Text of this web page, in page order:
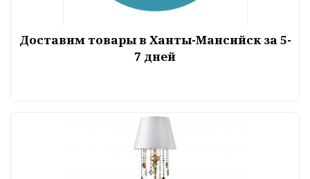
Доставим товары в Ханты-Мансийск за 5-
7 дней